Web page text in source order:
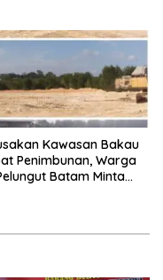
Kawasan Bakau
Penimbunan, Warga
Batam Minta